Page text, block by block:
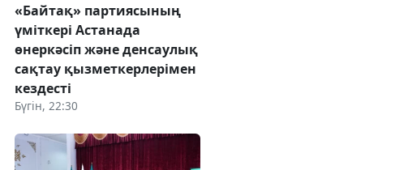
«Байтақ» партиясының
үміткері Астанада
өнеркәсіп және денсаулық
сақтау қызметкерлерімен
кездесті
Бүгін, 22:30